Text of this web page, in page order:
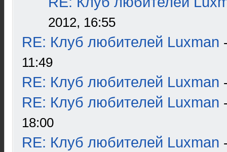
2012, 16:55
RE: Клуб любителей Luxman
11:49
RE: Клуб любителей Luxman
RE: Клуб любителей Luxman
18:00
RE: Клуб любителей Luxman